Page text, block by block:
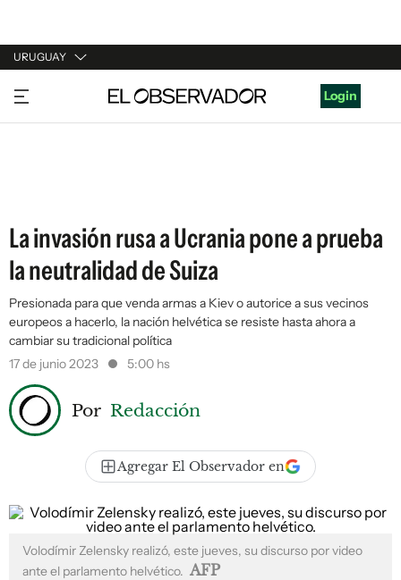
URUGUAY
URUGUAY
ARGENTINA
Login
La invasión rusa a Ucrania pone a prueba
la neutralidad de Suiza
Presionada para que venda armas a Kiev o autorice a sus vecinos
europeos a hacerlo, la nación helvética se resiste hasta ahora a
cambiar su tradicional política
17 de junio 2023
5:00 hs
Por Redacción
Agregar El Observador en
Volodímir Zelensky realizó, este jueves, su discurso por video
ante el parlamento helvético. AFP